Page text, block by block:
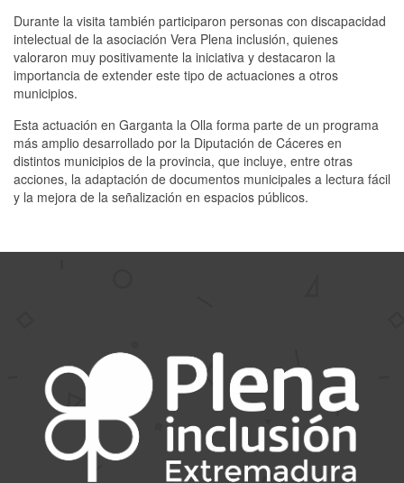
Durante la visita también participaron personas con discapacidad
intelectual de la asociación Vera Plena inclusión, quienes
valoraron muy positivamente la iniciativa y destacaron la
importancia de extender este tipo de actuaciones a otros
municipios.
Esta actuación en Garganta la Olla forma parte de un programa
más amplio desarrollado por la Diputación de Cáceres en
distintos municipios de la provincia, que incluye, entre otras
acciones, la adaptación de documentos municipales a lectura fácil
y la mejora de la señalización en espacios públicos.